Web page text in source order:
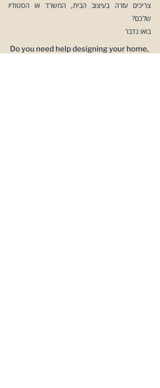
צריכים עזרה בעיצוב הבית, המשרד או הסטודיו
שלכם?
בואו נדבר
Do you need help designing your home,